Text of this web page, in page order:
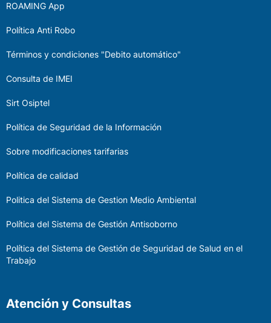
ROAMING App
Política Anti Robo
Términos y condiciones "Debito automático"
Consulta de IMEI
Sirt Osiptel
Política de Seguridad de la Información
Sobre modificaciones tarifarias
Política de calidad
Politica del Sistema de Gestion Medio Ambiental
Política del Sistema de Gestión Antisoborno
Política del Sistema de Gestión de Seguridad de Salud en el
Trabajo
Atención y Consultas